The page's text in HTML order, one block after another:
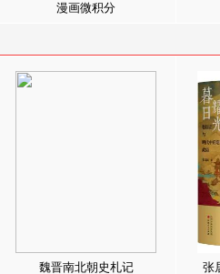
漫画微积分
魏晋南北朝史札记 张